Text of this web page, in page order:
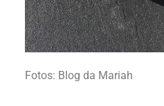
Fotos: Blog da Mariah